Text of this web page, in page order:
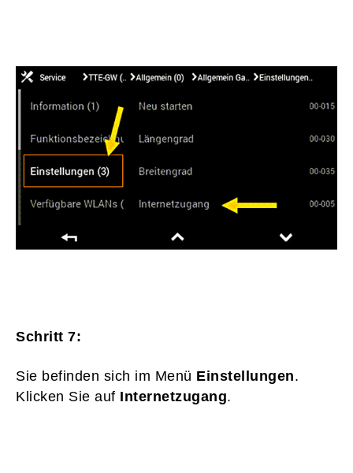
Schritt 7:
Sie befinden sich im Menü Einstellungen.
Klicken Sie auf Internetzugang.